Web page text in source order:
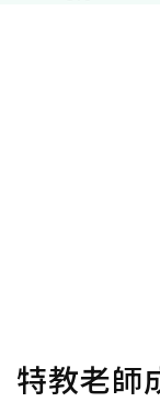
特教老師